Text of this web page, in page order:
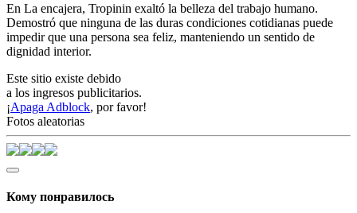
En La encajera, Tropinin exaltó la belleza del trabajo humano.
Demostró que ninguna de las duras condiciones cotidianas puede
impedir que una persona sea feliz, manteniendo un sentido de
dignidad interior.
Este sitio existe debido
a los ingresos publicitarios.
¡Apaga Adblock, por favor!
Fotos aleatorias
Кому понравилось